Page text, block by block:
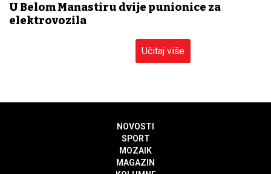
U Belom Manastiru dvije punionice za
elektrovozila
Učitaj više
NOVOSTI
SPORT
MOZAIK
MAGAZIN